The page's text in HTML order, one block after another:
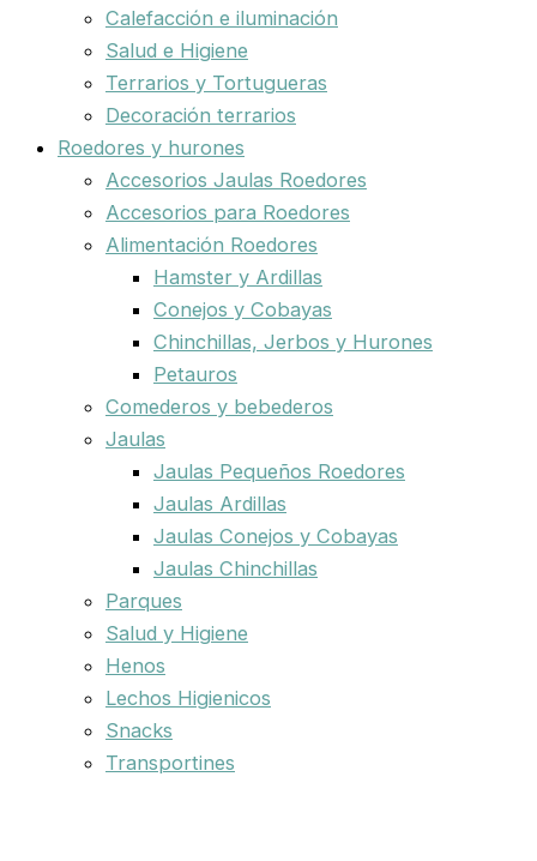
Calefacción e iluminación
Salud e Higiene
Terrarios y Tortugueras
Decoración terrarios
Roedores y hurones
Accesorios Jaulas Roedores
Accesorios para Roedores
Alimentación Roedores
Hamster y Ardillas
Conejos y Cobayas
Chinchillas, Jerbos y Hurones
Petauros
Comederos y bebederos
Jaulas
Jaulas Pequeños Roedores
Jaulas Ardillas
Jaulas Conejos y Cobayas
Jaulas Chinchillas
Parques
Salud y Higiene
Henos
Lechos Higienicos
Snacks
Transportines